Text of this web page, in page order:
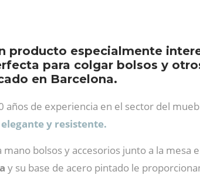
producto especialmente
para colgar bolsos y
en Barcelona.
de experiencia en el sector del
y resistente.
mano bolsos y accesorios junto a la mesa
y su base de acero pintado le